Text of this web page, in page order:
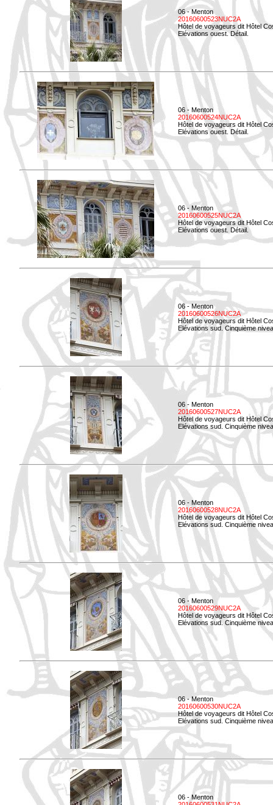
06 - Menton
20160600523NUC2A
Hôtel de voyageurs dit Hôtel
Elévations ouest. Détail.
06 - Menton
20160600524NUC2A
Hôtel de voyageurs dit Hôtel
Elévations ouest. Détail.
06 - Menton
20160600525NUC2A
Hôtel de voyageurs dit Hôtel
Elévations ouest. Détail.
06 - Menton
20160600526NUC2A
Hôtel de voyageurs dit Hôtel
Elévations sud. Cinquième
06 - Menton
20160600527NUC2A
Hôtel de voyageurs dit Hôtel
Elévations sud. Cinquième
06 - Menton
20160600528NUC2A
Hôtel de voyageurs dit Hôtel
Elévations sud. Cinquième
06 - Menton
20160600529NUC2A
Hôtel de voyageurs dit Hôtel
Elévations sud. Cinquième
06 - Menton
20160600530NUC2A
Hôtel de voyageurs dit Hôtel
Elévations sud. Cinquième
06 - Menton